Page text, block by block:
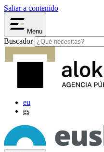
Saltar a contenido
Menu
Buscador
eu
es